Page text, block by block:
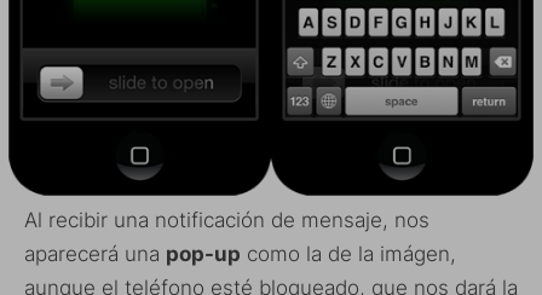
Al recibir una notificación de mensaje, nos
aparecerá una pop-up como la de la imágen,
aunque el teléfono esté bloqueado, que nos dará la